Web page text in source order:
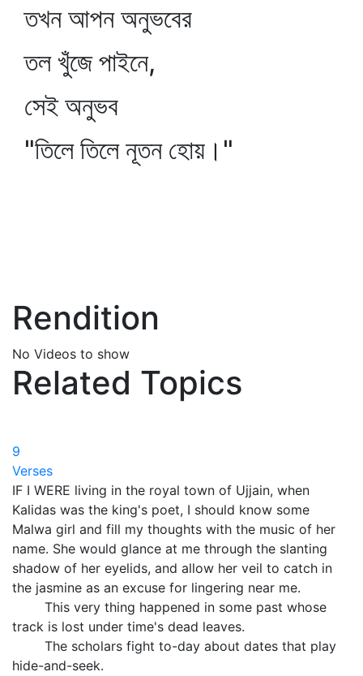
তখন আপন অনুভবের
তল খুঁজে পাইনে,
সেই অনুভব
"তিলে তিলে নূতন হোয়।"
Rendition
No Videos to show
Related Topics
9
Verses
IF I WERE living in the royal town of Ujjain, when
Kalidas was the king's poet, I should know some
Malwa girl and fill my thoughts with the music of her
name. She would glance at me through the slanting
shadow of her eyelids, and allow her veil to catch in
the jasmine as an excuse for lingering near me.
This very thing happened in some past whose
track is lost under time's dead leaves.
The scholars fight to-day about dates that play
hide-and-seek.